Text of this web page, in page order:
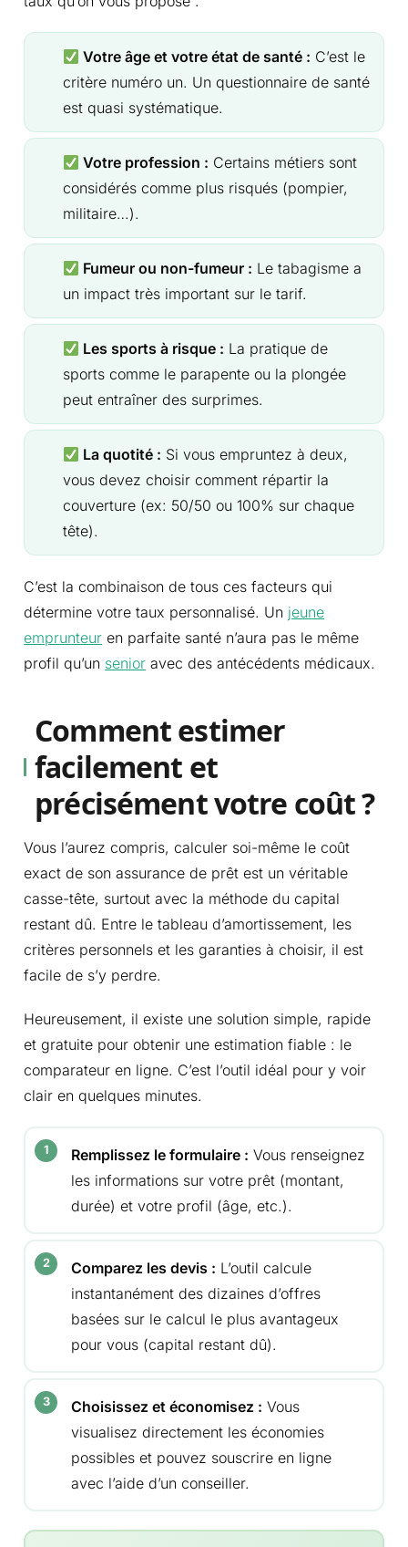
Votre âge et votre état de santé : C’est le
critère numéro un. Un questionnaire de santé
est quasi systématique.
Votre profession : Certains métiers sont
considérés comme plus risqués (pompier,
militaire…).
Fumeur ou non-fumeur : Le tabagisme a
un impact très important sur le tarif.
Les sports à risque : La pratique de
sports comme le parapente ou la plongée
peut entraîner des surprimes.
La quotité : Si vous empruntez à deux,
vous devez choisir comment répartir la
couverture (ex: 50/50 ou 100% sur chaque
tête).
C’est la combinaison de tous ces facteurs qui
détermine votre taux personnalisé. Un jeune
emprunteur en parfaite santé n’aura pas le même
profil qu’un senior avec des antécédents médicaux.
Comment estimer
facilement et
précisément votre coût ?
Vous l’aurez compris, calculer soi-même le coût
exact de son assurance de prêt est un véritable
casse-tête, surtout avec la méthode du capital
restant dû. Entre le tableau d’amortissement, les
critères personnels et les garanties à choisir, il est
facile de s’y perdre.
Heureusement, il existe une solution simple, rapide
et gratuite pour obtenir une estimation fiable : le
comparateur en ligne. C’est l’outil idéal pour y voir
clair en quelques minutes.
Remplissez le formulaire : Vous renseignez
les informations sur votre prêt (montant,
durée) et votre profil (âge, etc.).
Comparez les devis : L’outil calcule
instantanément des dizaines d’offres
basées sur le calcul le plus avantageux
pour vous (capital restant dû).
Choisissez et économisez : Vous
visualisez directement les économies
possibles et pouvez souscrire en ligne
avec l’aide d’un conseiller.